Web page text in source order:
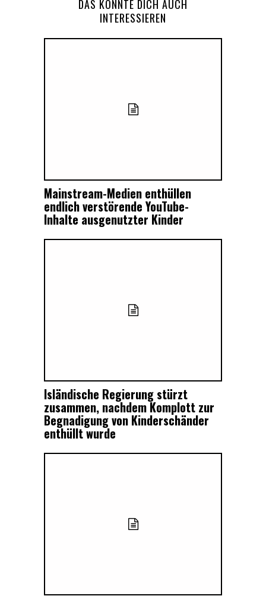
DAS KÖNNTE DICH AUCH
INTERESSIEREN
Mainstream-Medien enthüllen
endlich verstörende YouTube-
Inhalte ausgenutzter Kinder
Isländische Regierung stürzt
zusammen, nachdem Komplott zur
Begnadigung von Kinderschänder
enthüllt wurde